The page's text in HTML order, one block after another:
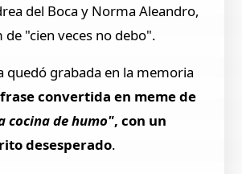
del Boca y Norma Aleandro,
"cien veces no debo".
quedó grabada en la memoria
convertida en meme de
cocina de humo", con un
desesperado.